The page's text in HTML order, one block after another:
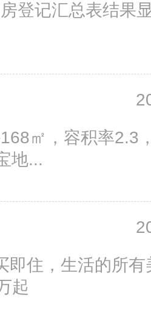
登记汇总表结果
㎡，容积率2.3
地...
即住，生活的所有
起